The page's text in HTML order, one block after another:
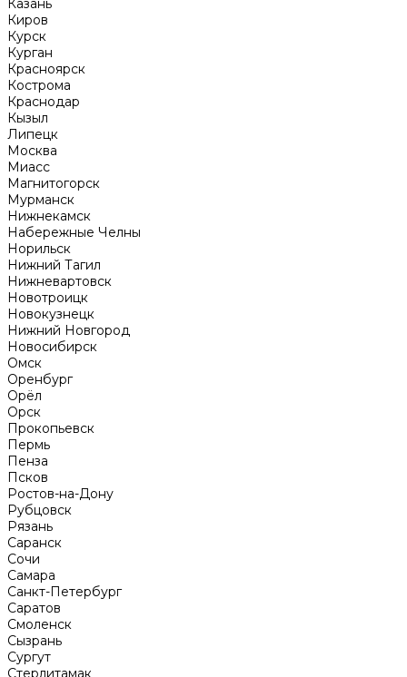
Казань
Киров
Курск
Курган
Красноярск
Кострома
Краснодар
Кызыл
Липецк
Москва
Миасс
Магнитогорск
Мурманск
Нижнекамск
Набережные Челны
Норильск
Нижний Тагил
Нижневартовск
Новотроицк
Новокузнецк
Нижний Новгород
Новосибирск
Омск
Оренбург
Орёл
Орск
Прокопьевск
Пермь
Пенза
Псков
Ростов-на-Дону
Рубцовск
Рязань
Саранск
Сочи
Самара
Санкт-Петербург
Саратов
Смоленск
Сызрань
Сургут
Стерлитамак